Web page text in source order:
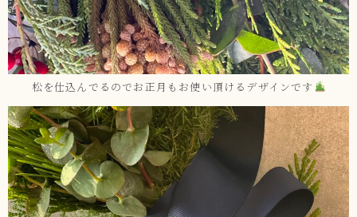
松を仕込んでるのでお正月もお使い頂けるデザインです